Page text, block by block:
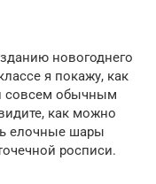
новогоднего
я покажу, как
совсем обычным
как можно
елочные шары
росписи.